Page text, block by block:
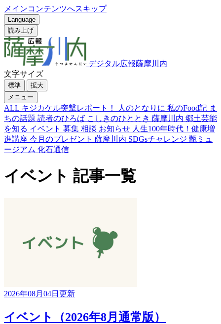
メインコンテンツへスキップ
Language
読み上げ
デジタル広報薩摩川内
文字サイズ
標準
拡大
メニュー
ALL キジカケル突撃レポート！ 人のとなりに 私のFood記 ま
ちの話題 読者のひろば こしきのひととき 薩摩川内 郷土芸能
を知る イベント 募集 相談 お知らせ 人生100年時代！健康増
進講座 今月のプレゼント 薩摩川内 SDGsチャレンジ 甑ミュ
ージアム 化石通信
イベント 記事一覧
2026年08月04日更新
イベント（2026年8月通常版）